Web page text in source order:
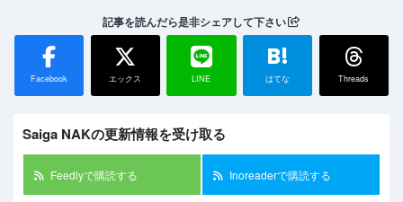
記事を読んだら是非シェアして下さい
Facebook エックス LINE
B!
はてな Threads
Saiga NAKの更新情報を受け取る
Feedlyで購読する Inoreaderで購読する